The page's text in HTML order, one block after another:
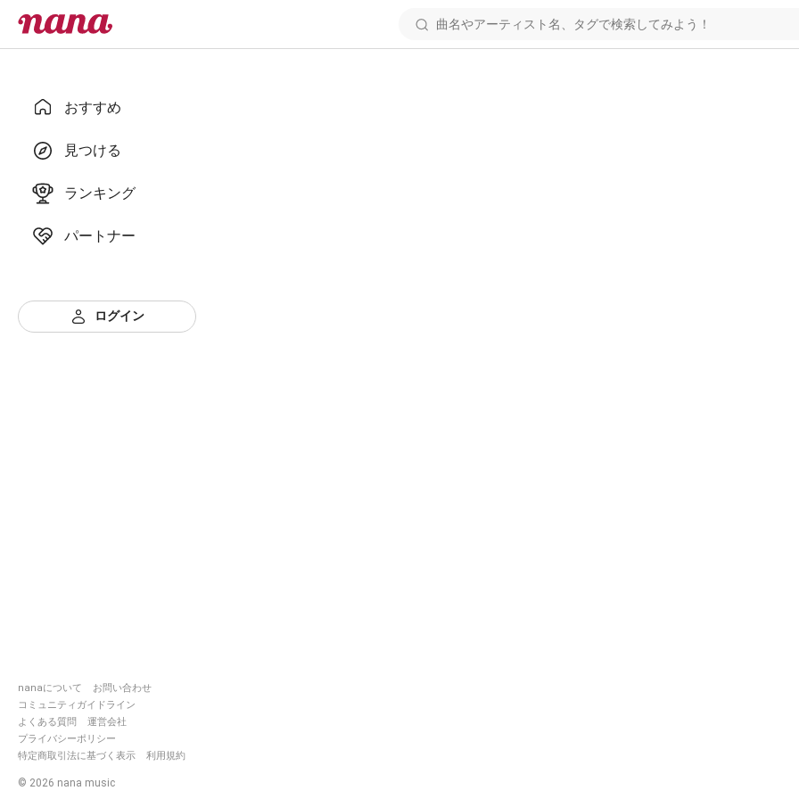
おすすめ
見つける
ランキング
パートナー
ログイン
nanaについて
お問い合わせ
コミュニティガイドライン
よくある質問
運営会社
プライバシーポリシー
特定商取引法に基づく表示
利用規約
© 2026 nana music